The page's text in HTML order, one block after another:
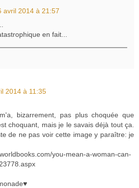
avril 2014 à 21:57
en fait...
2014 à 11:35
bizarrement, pas plus choquée que
choquant, mais je le savais déjà tout ça.
de ne pas voir cette image y paraître: je
you-mean-a-woman-can-